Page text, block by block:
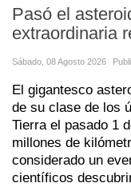
Pasó el
extraordinaria
Sábado, 08 Agosto 2026
El gigantesco
de su clase de los
Tierra el pasado 1
millones de
considerado un
científicos